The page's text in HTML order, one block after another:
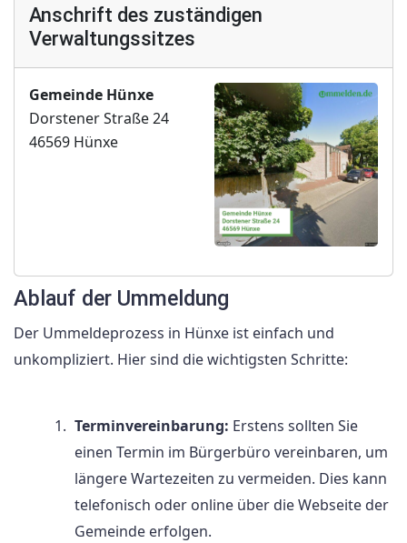
Anschrift des zuständigen
Verwaltungssitzes
Gemeinde Hünxe
Dorstener Straße 24
46569 Hünxe
Ablauf der Ummeldung
Der Ummeldeprozess in Hünxe ist einfach und
unkompliziert. Hier sind die wichtigsten Schritte:
Terminvereinbarung: Erstens sollten Sie
einen Termin im Bürgerbüro vereinbaren, um
längere Wartezeiten zu vermeiden. Dies kann
telefonisch oder online über die Webseite der
Gemeinde erfolgen.